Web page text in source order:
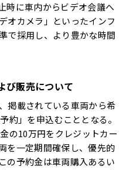
時に車内からビデオ会議へ
オカメラ」といったインフ
で採用し、より豊かな時間
び販売について
掲載されている車両から希
約」を申込むこととなる。
の10万円をクレジットカー
を一定期間確保し、優先的
の予約金は車両購入あるい